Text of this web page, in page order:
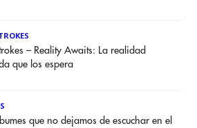
– Reality Awaits: La realidad
que los espera
que no dejamos de escuchar en el